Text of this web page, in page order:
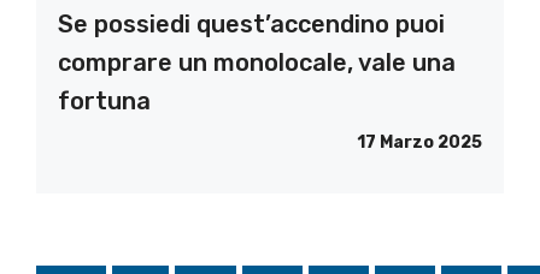
Se possiedi quest’accendino puoi
comprare un monolocale, vale una
fortuna
17 Marzo 2025